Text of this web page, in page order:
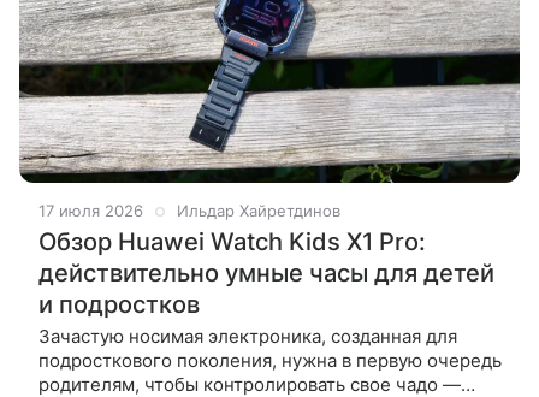
17 июля 2026 Ильдар Хайретдинов
Обзор Huawei Watch Kids X1 Pro:
действительно умные часы для детей
и подростков
Зачастую носимая электроника, созданная для
подросткового поколения, нужна в первую очередь
родителям, чтобы контролировать свое чадо —